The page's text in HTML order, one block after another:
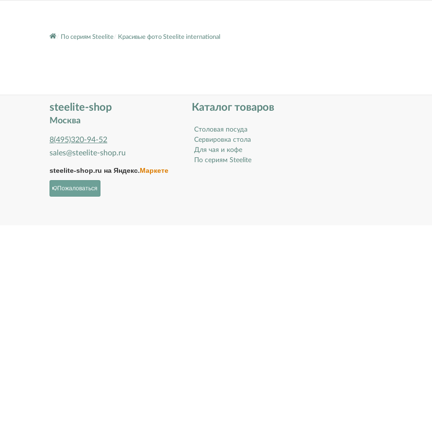
По сериям Steelite Красивые фото Steelite international
steelite-shop
Москва
8(495)320-94-52
sales@steelite-shop.ru
steelite-shop.ru на Яндекс.Маркете
Пожаловаться
Каталог товаров
Столовая посуда
Сервировка стола
Для чая и кофе
По сериям Steelite